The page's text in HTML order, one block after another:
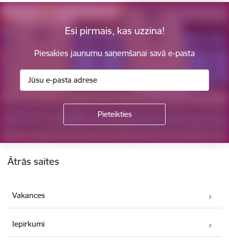
Esi pirmais, kas uzzina!
Piesakies jaunumu saņemšanai savā e-pasta
Ātrās saites
Vakances
Iepirkumi